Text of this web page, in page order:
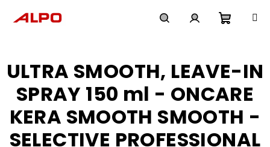
košík
ULTRA SMOOTH, LEAVE-IN
SPRAY 150 ml - ONCARE
KERA SMOOTH SMOOTH -
SELECTIVE PROFESSIONAL